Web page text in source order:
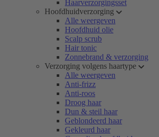
Haarverzorgingsset
Hoofdhuidverzorging
Alle weergeven
Hoofdhuid olie
Scalp scrub
Hair tonic
Zonnebrand & verzorging
Verzorging volgens haartype
Alle weergeven
Anti-frizz
Anti-roos
Droog haar
Dun & steil haar
Geblondeerd haar
Gekleurd haar